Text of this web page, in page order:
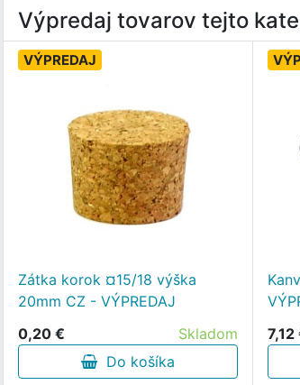
Výpredaj tovarov tejto
VÝPREDAJ
Zátka korok ¤15/18 výška
20mm CZ - VÝPREDAJ
0,20 €
Skladom
Do košíka
7,12